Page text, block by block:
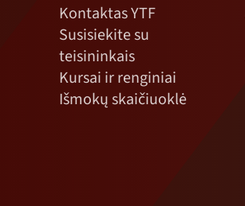
Kontaktas YTF
Susisiekite su
teisininkais
Kursai ir renginiai
Išmokų skaičiuoklė